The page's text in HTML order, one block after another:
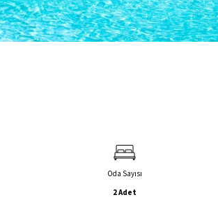
Oda Sayısı
2 Adet